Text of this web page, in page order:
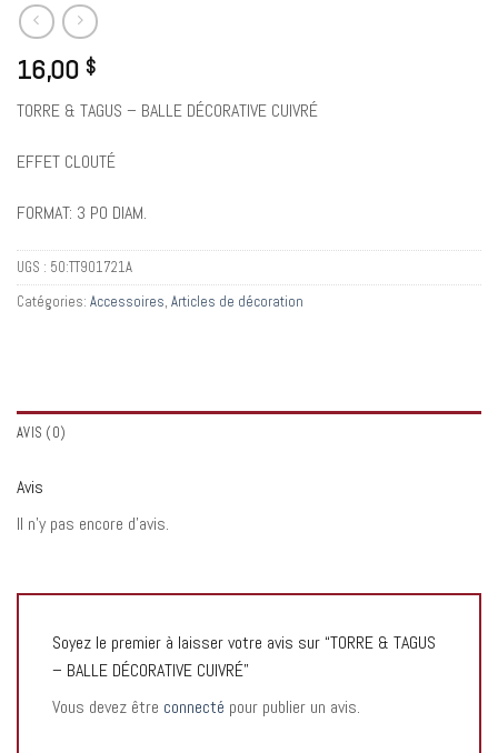
16,00 $
TORRE & TAGUS – BALLE DÉCORATIVE CUIVRÉ
EFFET CLOUTÉ
FORMAT: 3 PO DIAM.
UGS : 50:TT901721A
Catégories: Accessoires, Articles de décoration
AVIS (0)
Avis
Il n’y pas encore d’avis.
Soyez le premier à laisser votre avis sur “TORRE & TAGUS
– BALLE DÉCORATIVE CUIVRÉ”
Vous devez être connecté pour publier un avis.